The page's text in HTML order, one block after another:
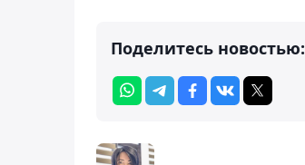
Поделитесь новостью: